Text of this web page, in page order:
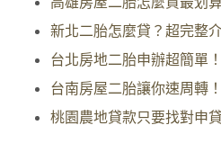
新北二胎怎麼貸？超完整
台北房地二胎申辦超簡單
台南房屋二胎讓你速周轉
桃園農地貸款只要找對申